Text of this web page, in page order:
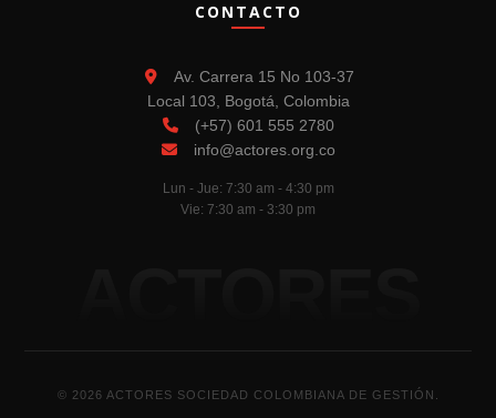
CONTACTO
Av. Carrera 15 No 103-37
Local 103, Bogotá, Colombia
(+57) 601 555 2780
info@actores.org.co
Lun - Jue: 7:30 am - 4:30 pm
Vie: 7:30 am - 3:30 pm
© 2026 ACTORES SOCIEDAD COLOMBIANA DE GESTIÓN.